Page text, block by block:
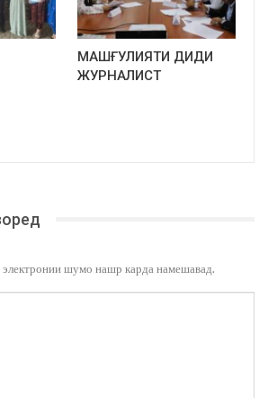
МАШҒУЛИЯТИ ДИДИ
ЖУРНАЛИСТ
шумо нашр карда намешавад.